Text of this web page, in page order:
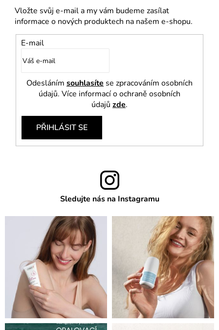
u
Vložte svůj e-mail a my vám budeme zasílat
informace o nových produktech na našem e-shopu.
E-mail
Odesláním souhlasíte se zpracováním osobních
údajů. Více informací o ochraně osobních
údajů zde.
PŘIHLÁSIT SE
Sledujte nás na Instagramu